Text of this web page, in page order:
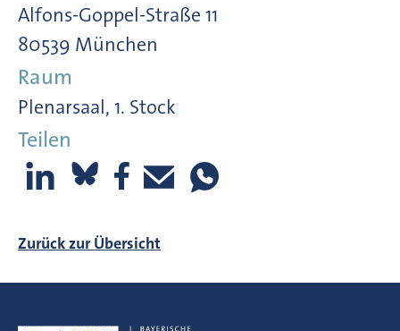
Alfons-Goppel-Straße 11
80539 München
Raum
Plenarsaal, 1. Stock
Teilen
Zurück zur Übersicht